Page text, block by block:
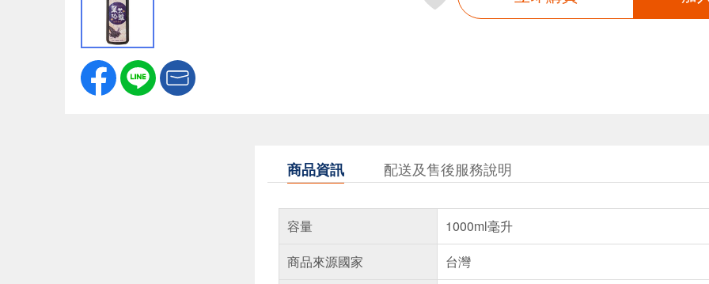
商品資訊 配送及售後服務說明
容量
1000ml毫升
商品來源國家
台灣